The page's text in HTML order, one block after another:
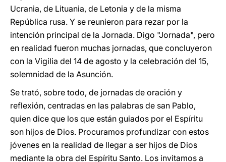
Ucrania, de Lituania, de Letonia y de la misma
República rusa. Y se reunieron para rezar por la
intención principal de la Jornada. Digo "Jornada", pero
en realidad fueron muchas jornadas, que concluyeron
con la Vigilia del 14 de agosto y la celebración del 15,
solemnidad de la Asunción.
Se trató, sobre todo, de jornadas de oración y
reflexión, centradas en las palabras de san Pablo,
quien dice que los que están guiados por el Espíritu
son hijos de Dios. Procuramos profundizar con estos
jóvenes en la realidad de llegar a ser hijos de Dios
mediante la obra del Espíritu Santo. Los invitamos a